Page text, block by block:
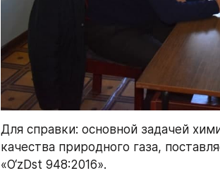
Для справки: основной задачей
качества природного газа,
«O‘zDst 948:2016».